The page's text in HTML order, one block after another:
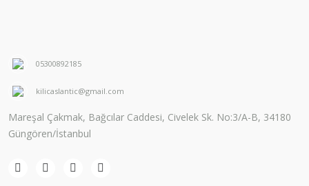
05300892185
kilicaslantic@gmail.com
Mareşal Çakmak, Bağcılar Caddesi, Civelek Sk. No:3/A-B, 34180
Güngören/İstanbul